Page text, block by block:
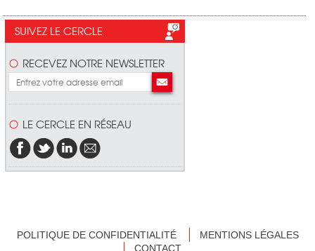
SUIVEZ LE CERCLE
RECEVEZ NOTRE NEWSLETTER
LE CERCLE EN RÉSEAU
POLITIQUE DE CONFIDENTIALITÉ
MENTIONS LÉGALES
CONTACT